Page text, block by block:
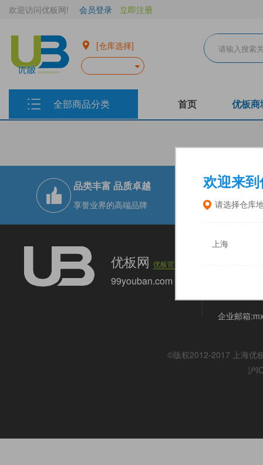
欢迎来到
请选择仓库
上海
欢迎访问优板网! 会员登录 立即注册
[仓库选择]
全部商品分类 首页 优板商
品类丰富 品质卓越
享誉业界的高端品牌
现货实仓
十二大仓储
优板网优板官网
99youban.com
企业邮箱
©版权2012-2017 上海优
沪